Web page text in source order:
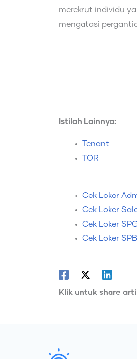
merekrut individu
mengatasi
Istilah Lainnya:
Tenant
TOR
Cek Loker
Cek Loker
Cek Loker SPG
Cek Loker SPB
Klik untuk share